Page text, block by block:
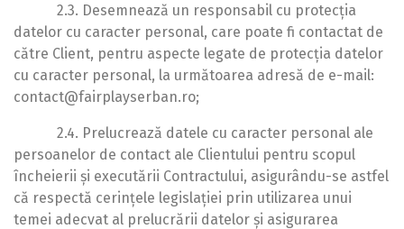
2.3. Desemnează un responsabil cu protecția
datelor cu caracter personal, care poate fi contactat de
către Client, pentru aspecte legate de protecția datelor
cu caracter personal, la următoarea adresă de e-mail:
contact@fairplayserban.ro;
2.4. Prelucrează datele cu caracter personal ale
persoanelor de contact ale Clientului pentru scopul
încheierii și executării Contractului, asigurându-se astfel
că respectă cerințele legislației prin utilizarea unui
temei adecvat al prelucrării datelor și asigurarea